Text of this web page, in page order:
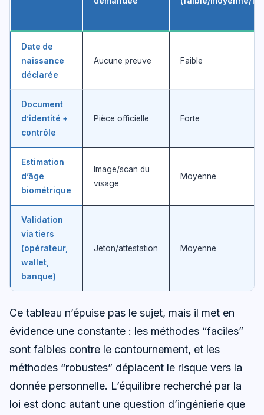
Date de
naissance
déclarée
Aucune preuve Faible
Document
d’identité +
contrôle
Pièce officielle Forte
Estimation
d’âge
biométrique
Image/scan du
visage
Moyenne
Validation
via tiers
(opérateur,
wallet,
banque)
Jeton/attestation Moyenne
Ce tableau n’épuise pas le sujet, mais il met en
évidence une constante : les méthodes “faciles”
sont faibles contre le contournement, et les
méthodes “robustes” déplacent le risque vers la
donnée personnelle. L’équilibre recherché par la
loi est donc autant une question d’ingénierie que